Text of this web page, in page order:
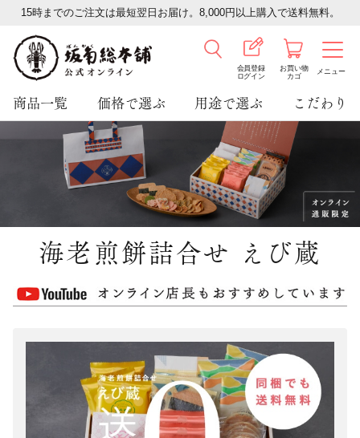
15時までのご注文は最短翌日お届け。8,000円以上購入で送料無料。
会員登録
ログイン
お買い物
カゴ
メニュー
商品一覧 価格で選ぶ 用途で選ぶ こだわり
海老煎餅詰合せ えび蔵